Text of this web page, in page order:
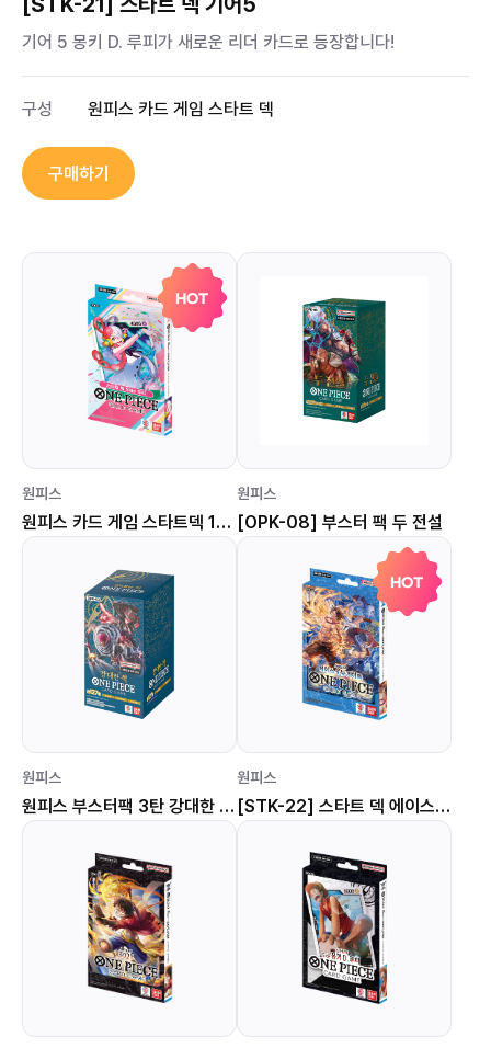
기어 5 몽키 D. 루피가 새로운 리더 카드로 등장합니다!
구성 원피스 카드 게임 스타트 덱
구매하기
HOT
원피스
원피스 카드 게임 스타트덱 11탄 Side 우타 STK-11
원피스
[OPK-08] 부스터 팩 두 전설
원피스
원피스 부스터팩 3탄 강대한 적 [OPK-03]
HOT
원피스
[STK-22] 스타트 덱 에이스 & 뉴게이트